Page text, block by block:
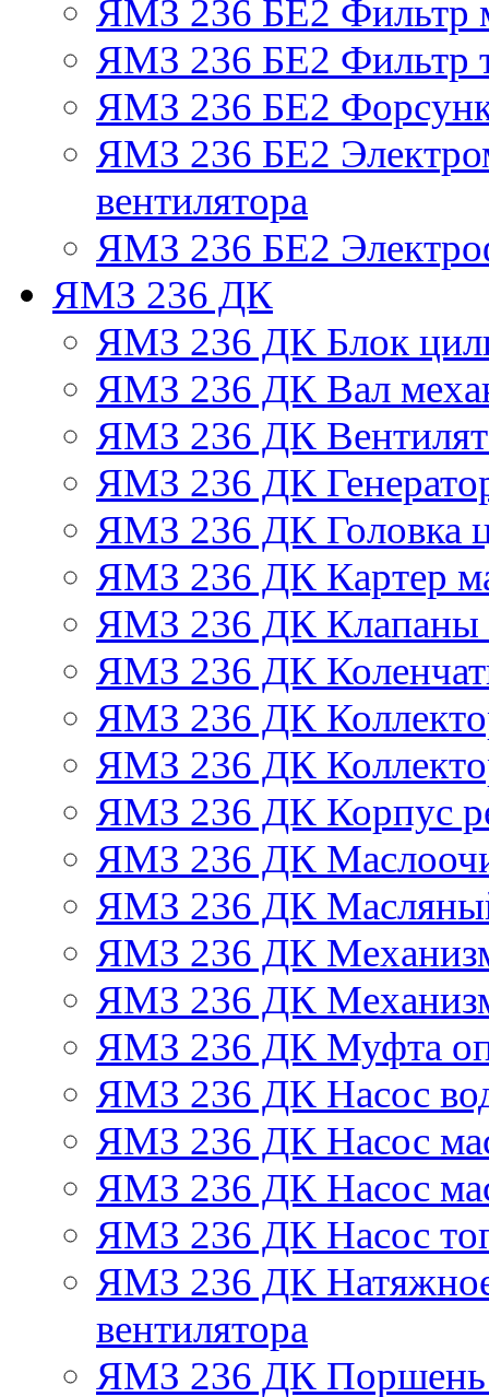
ЯМЗ 236 БЕ2 Фильтр
ЯМЗ 236 БЕ2 Фильтр
ЯМЗ 236 БЕ2
ЯМЗ 236 БЕ2
вентилятора
ЯМЗ 236 БЕ2
ЯМЗ 236 ДК
ЯМЗ 236 ДК Блок
ЯМЗ 236 ДК Вал
ЯМЗ 236 ДК
ЯМЗ 236 ДК
ЯМЗ 236 ДК Головка
ЯМЗ 236 ДК Картер
ЯМЗ 236 ДК Клапаны
ЯМЗ 236 ДК
ЯМЗ 236 ДК
ЯМЗ 236 ДК
ЯМЗ 236 ДК Корпус
ЯМЗ 236 ДК
ЯМЗ 236 ДК
ЯМЗ 236 ДК
ЯМЗ 236 ДК
ЯМЗ 236 ДК Муфта
ЯМЗ 236 ДК Насос
ЯМЗ 236 ДК Насос
ЯМЗ 236 ДК Насос
ЯМЗ 236 ДК Насос
ЯМЗ 236 ДК Натяжное
вентилятора
ЯМЗ 236 ДК Поршень